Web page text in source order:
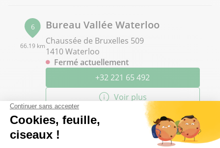
6
66.19 km
Bureau Vallée Waterloo
Chaussée de Bruxelles 509
1410 Waterloo
Fermé actuellement
+32 221 65 492
Voir plus
7 Bureau Vallée Bruxelles Louise